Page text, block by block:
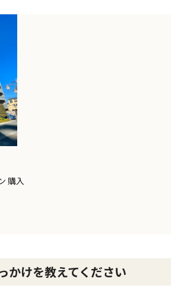
購入
かけを教えてください